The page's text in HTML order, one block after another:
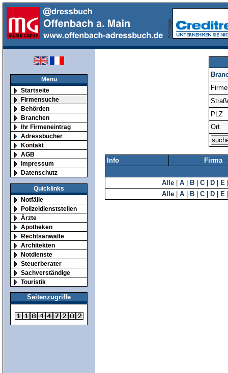
Menu
Startseite
Firmensuche
Behörden
Branchen
Ihr Firmeneintrag
Adressbücher
Kontakt
AGB
Impressum
Datenschutz
Quicklinks
Notfälle
Polizeidienststellen
Ärzte
Apotheken
Rechtsanwälte
Architekten
Notdienste
Steuerberater
Sachverständige
Touristik
Seitenzugriffe
PLZ
Ort
Info Firma
Alle A B C D E
Alle
A B C D E